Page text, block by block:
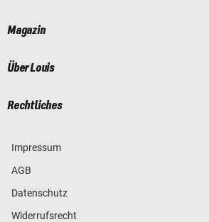
Magazin
Über Louis
Rechtliches
Impressum
AGB
Datenschutz
Widerrufsrecht